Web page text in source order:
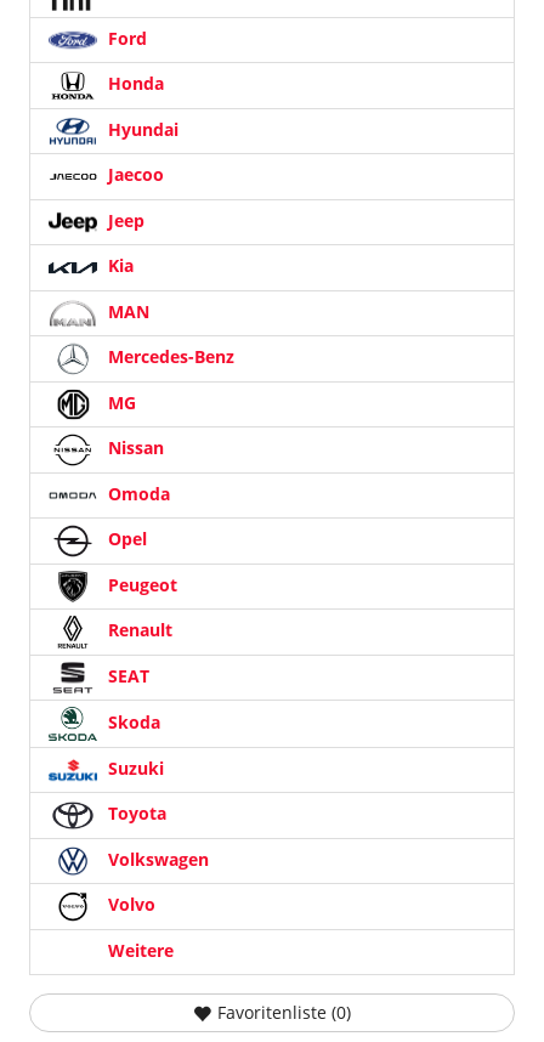
Ford
Honda
Hyundai
Jaecoo
Jeep
Kia
MAN
Mercedes-Benz
MG
Nissan
Omoda
Opel
Peugeot
Renault
SEAT
Skoda
Suzuki
Toyota
Volkswagen
Volvo
Weitere
Favoritenliste (0)